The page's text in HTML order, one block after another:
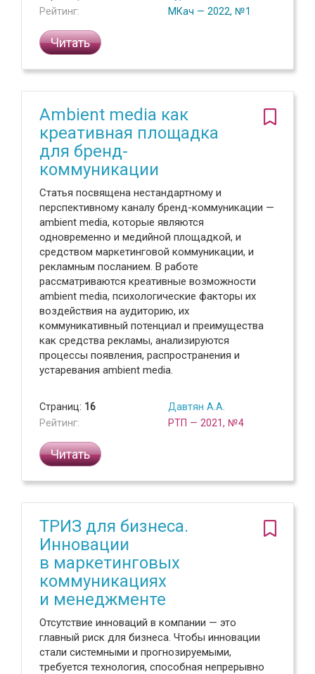
Рейтинг:
МКач — 2022, №1
Читать
Ambient media как
креативная площадка
для бренд-
коммуникации
Статья посвящена нестандартному и
перспективному каналу бренд-коммуникации —
ambient media, которые являются
одновременно и медийной площадкой, и
средством маркетинговой коммуникации, и
рекламным посланием. В работе
рассматриваются креативные возможности
ambient media, психологические факторы их
воздействия на аудиторию, их
коммуникативный потенциал и преимущества
как средства рекламы, анализируются
процессы появления, распространения и
устаревания ambient media.
Страниц: 16
Рейтинг:
Давтян А.А.
РТП — 2021, №4
Читать
ТРИЗ для бизнеса.
Инновации
в маркетинговых
коммуникациях
и менеджменте
Отсутствие инноваций в компании — это
главный риск для бизнеса. Чтобы инновации
стали системными и прогнозируемыми,
требуется технология, способная непрерывно